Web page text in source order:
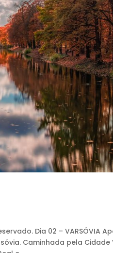
Dia 02 – VARSÓVIA
Caminhada pela Cidade